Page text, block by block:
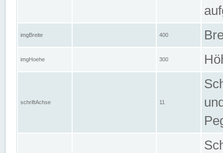
imgBreite 400
imgHoehe 300
schriftAchse 11